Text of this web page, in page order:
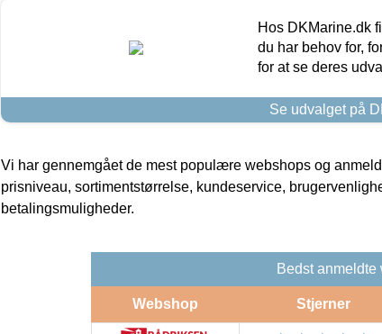
Hos DKMarine.dk
du har behov for,
for at se deres
Se udvalget på
Vi har gennemgået de mest populære webshops og
prisniveau, sortimentstørrelse, kundeservice,
betalingsmuligheder.
Bedst anmeldte
Webshop Stjerner